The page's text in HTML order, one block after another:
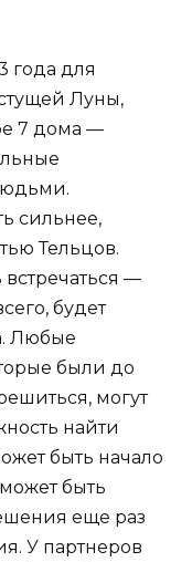
года для
Луны,
7 дома —
сильнее,
Тельцов.
—
будет
Любые
были до
могут
найти
быть начало
быть
еще раз
У партнеров